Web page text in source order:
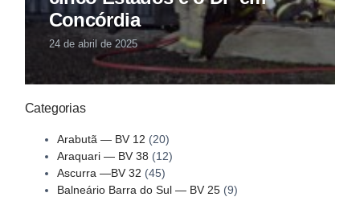
Concórdia
24 de abril de 2025
Categorias
Arabutã — BV 12 (20)
Araquari — BV 38 (12)
Ascurra —BV 32 (45)
Balneário Barra do Sul — BV 25(9)